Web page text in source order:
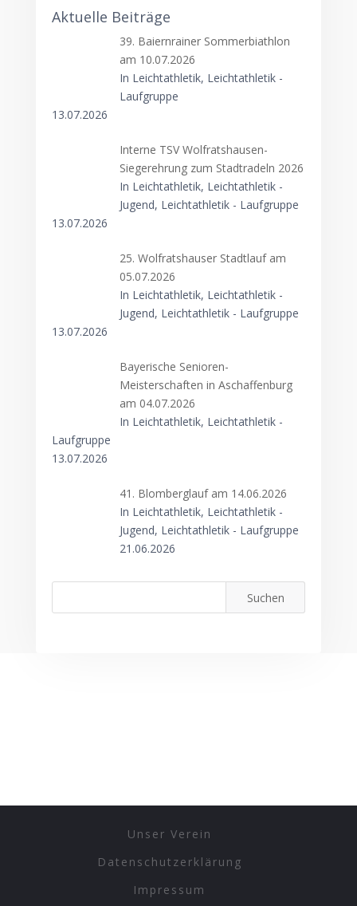
Aktuelle Beiträge
39. Baiernrainer Sommerbiathlon
am 10.07.2026
In Leichtathletik, Leichtathletik -
Laufgruppe
13.07.2026
Interne TSV Wolfratshausen-
Siegerehrung zum Stadtradeln 2026
In Leichtathletik, Leichtathletik -
Jugend, Leichtathletik - Laufgruppe
13.07.2026
25. Wolfratshauser Stadtlauf am
05.07.2026
In Leichtathletik, Leichtathletik -
Jugend, Leichtathletik - Laufgruppe
13.07.2026
Bayerische Senioren-
Meisterschaften in Aschaffenburg
am 04.07.2026
In Leichtathletik, Leichtathletik -
Laufgruppe
13.07.2026
41. Blomberglauf am 14.06.2026
In Leichtathletik, Leichtathletik -
Jugend, Leichtathletik - Laufgruppe
21.06.2026
Unser Verein
Datenschutzerklärung
Impressum